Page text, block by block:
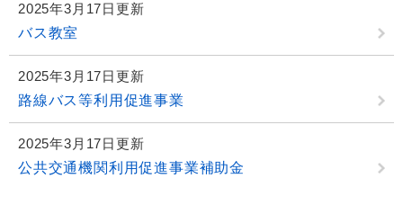
2025年3月17日更新
バス教室
2025年3月17日更新
路線バス等利用促進事業
2025年3月17日更新
公共交通機関利用促進事業補助金